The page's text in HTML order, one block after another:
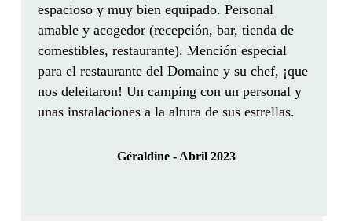
espacioso y muy bien equipado. Personal
amable y acogedor (recepción, bar, tienda de
comestibles, restaurante). Mención especial
para el restaurante del Domaine y su chef, ¡que
nos deleitaron! Un camping con un personal y
unas instalaciones a la altura de sus estrellas.
Géraldine - Abril 2023